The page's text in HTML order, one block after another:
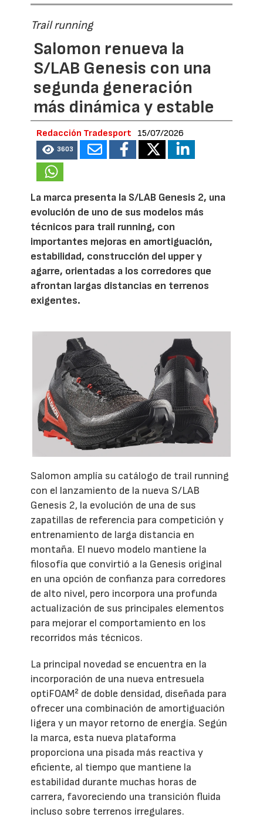
Trail running
Salomon renueva la
S/LAB Genesis con una
segunda generación
más dinámica y estable
Redacción Tradesport 15/07/2026
3603
La marca presenta la S/LAB Genesis 2, una
evolución de uno de sus modelos más
técnicos para trail running, con
importantes mejoras en amortiguación,
estabilidad, construcción del upper y
agarre, orientadas a los corredores que
afrontan largas distancias en terrenos
exigentes.
Salomon amplía su catálogo de trail running
con el lanzamiento de la nueva S/LAB
Genesis 2, la evolución de una de sus
zapatillas de referencia para competición y
entrenamiento de larga distancia en
montaña. El nuevo modelo mantiene la
filosofía que convirtió a la Genesis original
en una opción de confianza para corredores
de alto nivel, pero incorpora una profunda
actualización de sus principales elementos
para mejorar el comportamiento en los
recorridos más técnicos.
La principal novedad se encuentra en la
incorporación de una nueva entresuela
optiFOAM² de doble densidad, diseñada para
ofrecer una combinación de amortiguación
ligera y un mayor retorno de energía. Según
la marca, esta nueva plataforma
proporciona una pisada más reactiva y
eficiente, al tiempo que mantiene la
estabilidad durante muchas horas de
carrera, favoreciendo una transición fluida
incluso sobre terrenos irregulares.